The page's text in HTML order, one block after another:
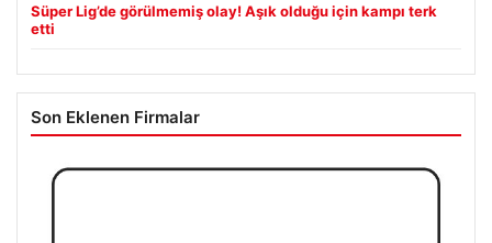
Süper Lig’de görülmemiş olay! Aşık olduğu için kampı terk
etti
Son Eklenen Firmalar